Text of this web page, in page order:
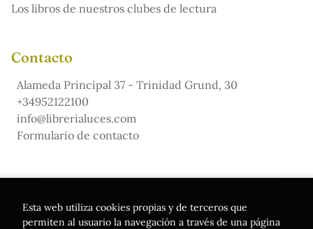
Los libros de nuestros clubes de lectura
Contacto
Alameda Principal 37 - Trinidad Grund, 30
+34952122100
info@librerialuces.com
Formulario de contacto
Cómic y de la Lectura
Esta web utiliza cookies propias y de terceros que
permiten al usuario la navegación a través de una página